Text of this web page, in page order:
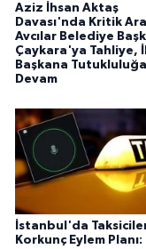
Aziz İhsan Aktaş
Davası'nda Kritik
Avcılar Belediye
Çaykara'ya Tahliye,
Başkana Tutukluluğa
Devam
İstanbul'da
Korkunç Eylem Planı: